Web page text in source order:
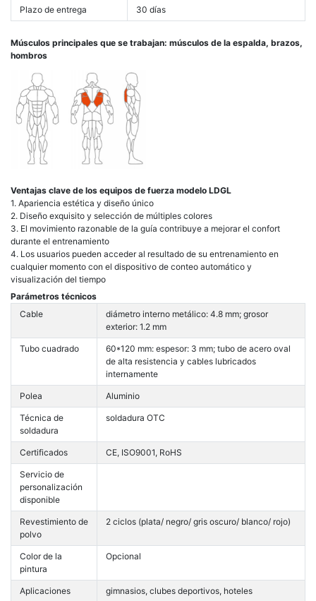
Plazo de entrega 30 días
Músculos principales que se trabajan: músculos de la espalda, brazos,
hombros
Ventajas clave de los equipos de fuerza modelo LDGL
1. Apariencia estética y diseño único
2. Diseño exquisito y selección de múltiples colores
3. El movimiento razonable de la guía contribuye a mejorar el confort
durante el entrenamiento
4. Los usuarios pueden acceder al resultado de su entrenamiento en
cualquier momento con el dispositivo de conteo automático y
visualización del tiempo
Parámetros técnicos
Cable
diámetro interno metálico: 4.8 mm; grosor
exterior: 1.2 mm
Tubo cuadrado
60*120 mm: espesor: 3 mm; tubo de acero oval
de alta resistencia y cables lubricados
internamente
Polea Aluminio
Técnica de
soldadura
soldadura OTC
Certificados CE, ISO9001, RoHS
Servicio de
personalización
disponible
Revestimiento de
polvo
2 ciclos (plata/ negro/ gris oscuro/ blanco/ rojo)
Color de la
pintura
Opcional
Aplicaciones gimnasios, clubes deportivos, hoteles